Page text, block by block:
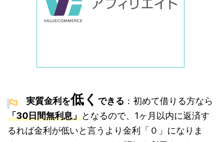
実質金利を低く できる ：初めて借りる方なら
「30日間無利息」となるので、1ヶ月以内に返済す
るれば金利が低いと言うより金利「０」になりま